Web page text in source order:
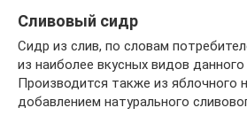
Сливовый сидр
Сидр из слив, по словам
из наиболее вкусных видов данного
Производится также из яблочного
добавлением натурального